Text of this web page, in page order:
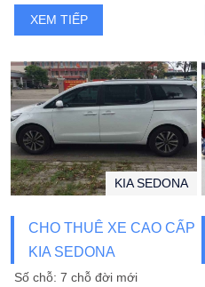
XEM TIẾP
CHO THUÊ XE CAO CẤP
KIA SEDONA
KIA SEDONA
Số chỗ: 7 chỗ đời mới